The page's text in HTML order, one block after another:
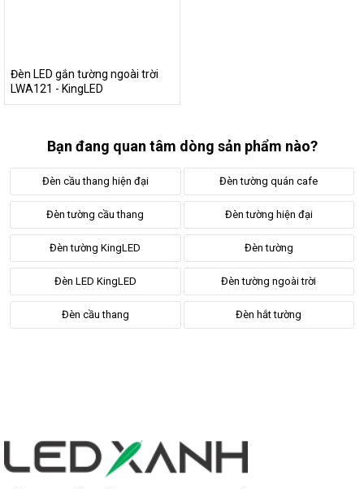
Đèn LED gắn tường ngoài trời
LWA121 - KingLED
Bạn đang quan tâm dòng sản phẩm nào?
Đèn cầu thang hiện đại Đèn tường quán cafe
Đèn tường cầu thang Đèn tường hiện đại
Đèn tường KingLED Đèn tường
Đèn LED KingLED Đèn tường ngoài trời
Đèn cầu thang Đèn hắt tường